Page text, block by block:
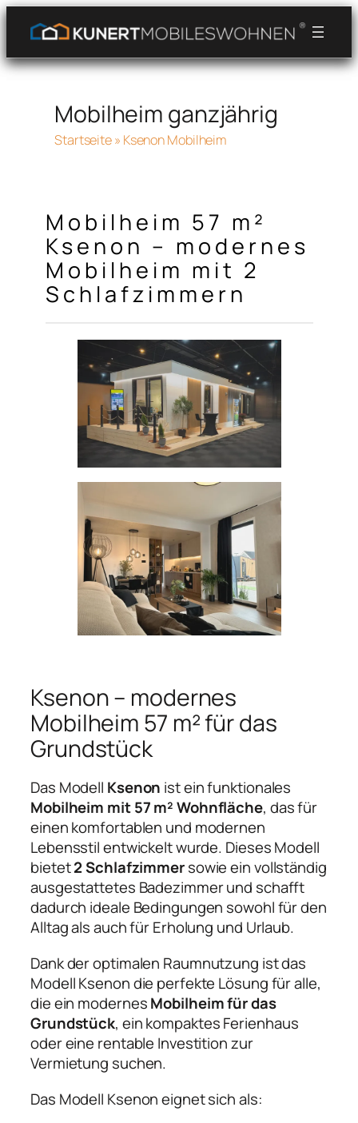
Przejdź
treści
Mobilheim ganzjährig
Startseite» Ksenon Mobilheim
Mobilheim 57 m²
Ksenon – modernes
Mobilheim mit 2
Schlafzimmern
Ksenon – modernes
Mobilheim 57 m² für das
Grundstück
Das Modell Ksenon ist ein funktionales
Mobilheim mit 57 m² Wohnfläche, das für
einen komfortablen und modernen
Lebensstil entwickelt wurde. Dieses Modell
bietet2 Schlafzimmersowie ein vollständig
ausgestattetes Badezimmer und schafft
dadurch ideale Bedingungen sowohl für den
Alltag als auch für Erholung und Urlaub.
Dank der optimalen Raumnutzung ist das
Modell Ksenon die perfekte Lösung für alle,
die ein modernesMobilheim für das
Grundstück, ein kompaktes Ferienhaus
oder eine rentable Investition zur
Vermietung suchen.
Das Modell Ksenon eignet sich als: